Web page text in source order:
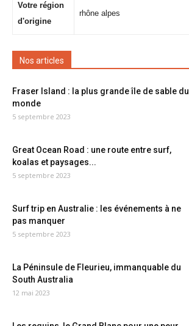
Votre région
d'origine
rhône alpes
Nos articles
Fraser Island : la plus grande île de sable du
monde
5 septembre 2023
Great Ocean Road : une route entre surf,
koalas et paysages...
5 septembre 2023
Surf trip en Australie : les événements à ne
pas manquer
5 septembre 2023
La Péninsule de Fleurieu, immanquable du
South Australia
12 mai 2023